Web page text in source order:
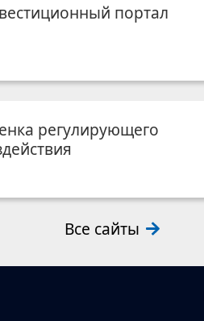
портал
регулирующего
Все сайты